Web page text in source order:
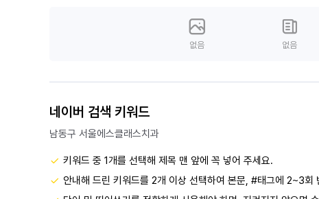
없음 없음
네이버 검색 키워드
남동구 서울에스클래스치과
키워드 중 1개를 선택해 제목 맨 앞에 꼭 넣어 주세요.
안내해 드린 키워드를 2개 이상 선택하여 본문, #태그에 2~3회